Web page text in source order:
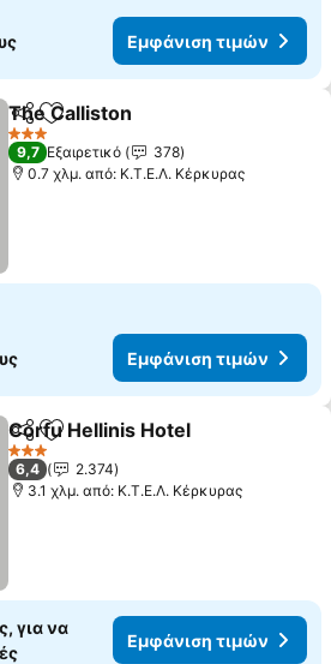
Εμφάνιση τιμών
Κοινοποίηση
Προσθήκη στα αγαπημένα
The Calliston
3 Αστέρια
9,7 Εξαιρετικό
378
0.7 χλμ. από: Κ.Τ.Ε.Λ. Κέρκυρας
Εμφάνιση τιμών
Κοινοποίηση
Προσθήκη στα αγαπημένα
Corfu Hellinis Hotel
3 Αστέρια
6,4
2.374
3.1 χλμ. από: Κ.Τ.Ε.Λ. Κέρκυρας
για να
Εμφάνιση τιμών